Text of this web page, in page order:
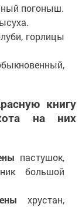
погоныш.
горлицы
книгу
на них
пастушок,
большой
хрустан,